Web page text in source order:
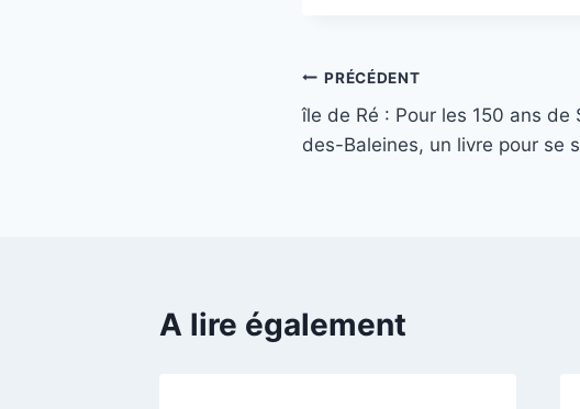
Navigation
de
PRÉCÉDENT
île de Ré : Pour les 150 ans de
des-Baleines, un livre pour se
A lire également